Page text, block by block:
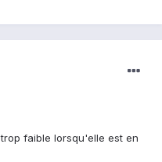
faible lorsqu'elle est en